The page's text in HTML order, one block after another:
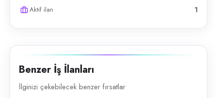
Aktif ilan 1
Benzer İş İlanları
İlginizi çekebilecek benzer fırsatlar